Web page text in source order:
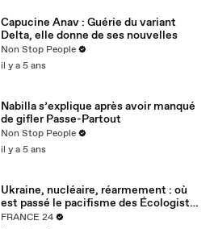
Capucine Anav : Guérie du variant
Delta, elle donne de ses nouvelles
Non Stop People
il y a 5 ans
Nabilla s’explique après avoir manqué
de gifler Passe-Partout
Non Stop People
il y a 5 ans
Ukraine, nucléaire, réarmement : où
est passé le pacifisme des Écologistes
?
FRANCE 24